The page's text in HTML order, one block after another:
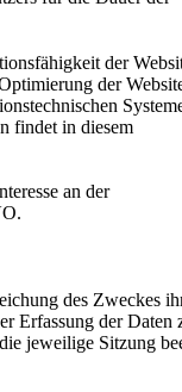
der
der
findet in diesem
an der
des Zweckes
Erfassung der Daten
jeweilige Sitzung